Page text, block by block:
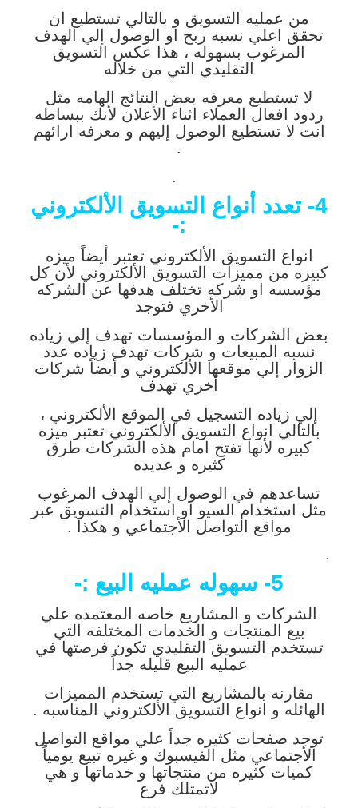
من عمليه التسويق و بالتالي تستطيع ان
تحقق اعلي نسبه ربح او الوصول إلي الهدف
المرغوب بسهوله ، هذا عكس التسويق
التقليدي التي من خلاله
لا تستطيع معرفه بعض النتائج الهامه مثل
ردود افعال العملاء اثناء الأعلان لأنك ببساطه
انت لا تستطيع الوصول إليهم و معرفه ارائهم
.
.
4- تعدد أنواع التسويق الألكتروني
:-
انواع التسويق الألكتروني تعتبر أيضاً ميزه
كبيره من مميزات التسويق الألكتروني لأن كل
مؤسسه او شركه تختلف هدفها عن الشركه
الأخري فتوجد
بعض الشركات و المؤسسات تهدف إلي زياده
نسبه المبيعات و شركات تهدف زياده عدد
الزوار إلي موقعها الألكتروني و أيضاً شركات
أخري تهدف
إلي زياده التسجيل في الموقع الألكتروني ،
بالتالي انواع التسويق الألكتروني تعتبر ميزه
كبيره لأنها تفتح امام هذه الشركات طرق
كثيره و عديده
تساعدهم في الوصول إلي الهدف المرغوب
مثل استخدام السيو او استخدام التسويق عبر
مواقع التواصل الأجتماعي و هكذا .
.
5- سهوله عمليه البيع :-
الشركات و المشاريع خاصه المعتمده علي
بيع المنتجات و الخدمات المختلفه التي
تستخدم التسويق التقليدي تكون فرصتها في
عمليه البيع قليله جداً
مقارنه بالمشاريع التي تستخدم المميزات
الهائله و انواع التسويق الألكتروني المناسبه .
توجد صفحات كثيره جداً علي مواقع التواصل
الأجتماعي مثل الفيسبوك و غيره تبيع يومياً
كميات كثيره من منتجاتها و خدماتها و هي
لاتمتلك فرع